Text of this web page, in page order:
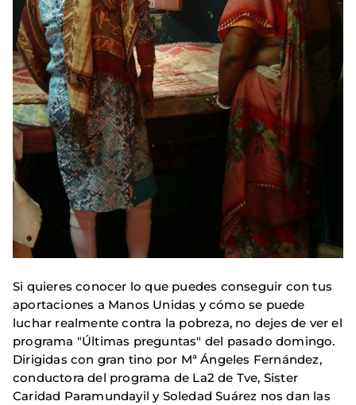
Si quieres conocer lo que puedes conseguir con tus
aportaciones a Manos Unidas y cómo se puede
luchar realmente contra la pobreza, no dejes de ver el
programa "Últimas preguntas" del pasado domingo.
Dirigidas con gran tino por Mª Ángeles Fernández,
conductora del programa de La2 de Tve, Sister
Caridad Paramundayil y Soledad Suárez nos dan las